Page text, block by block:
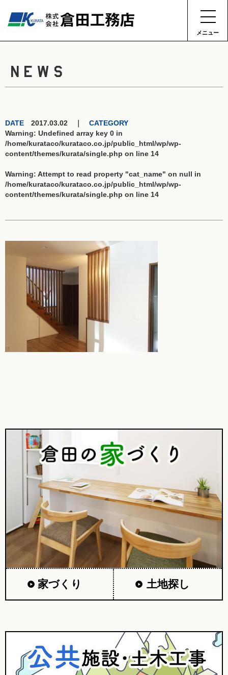
メニュー
NEWS
DATE 2017.03.02 ｜ CATEGORY
Warning: Undefined array key 0 in
/home/kurataco/kurataco.co.jp/public_html/wp/wp-
content/themes/kurata/single.php on line 14
Warning: Attempt to read property "cat_name" on null in
/home/kurataco/kurataco.co.jp/public_html/wp/wp-
content/themes/kurata/single.php on line 14
家づくり 土地探し